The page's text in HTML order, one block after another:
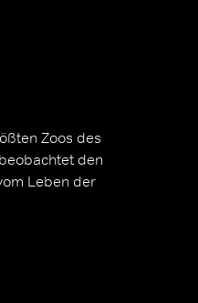
Zoos des
den
Leben der